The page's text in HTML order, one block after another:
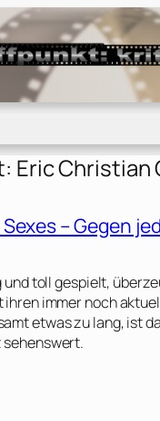
Eric Christian
– Gegen
toll gespielt,
ihren immer noch
etwas zu lang, ist